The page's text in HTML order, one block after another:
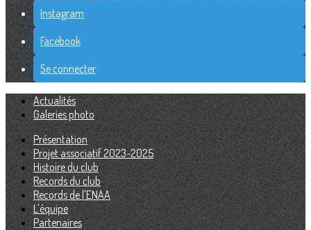
Instagram
Facebook
Se connecter
Actualités
Galeries photo
Présentation
Projet associatif 2023-2025
Histoire du club
Records du club
Records de l'ENAA
L'équipe
Partenaires